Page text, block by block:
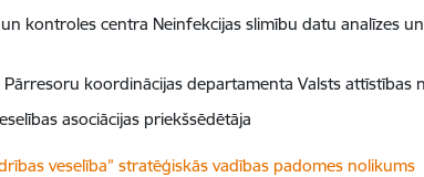
kontroles centra Neinfekcijas slimību datu analīzes
Pārresoru koordinācijas departamenta Valsts attīstības
asociācijas priekšsēdētāja
veselība” stratēģiskās vadības padomes nolikums